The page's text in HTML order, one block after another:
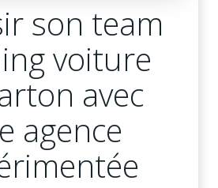
son team
voiture
avec
agence